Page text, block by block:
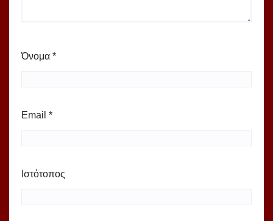
Όνομα *
Email *
Ιστότοπος